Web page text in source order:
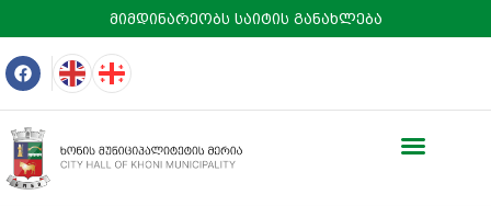
მიმდინარეობს საიტის განახლება